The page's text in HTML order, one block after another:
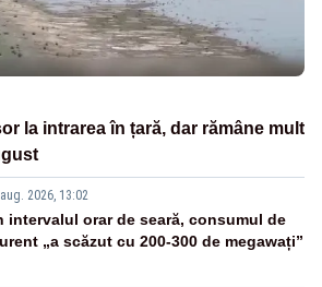
la intrarea în țară, dar rămâne mult
2026, 13:02
intervalul orar de seară, consumul de
„a scăzut cu 200-300 de megawați”